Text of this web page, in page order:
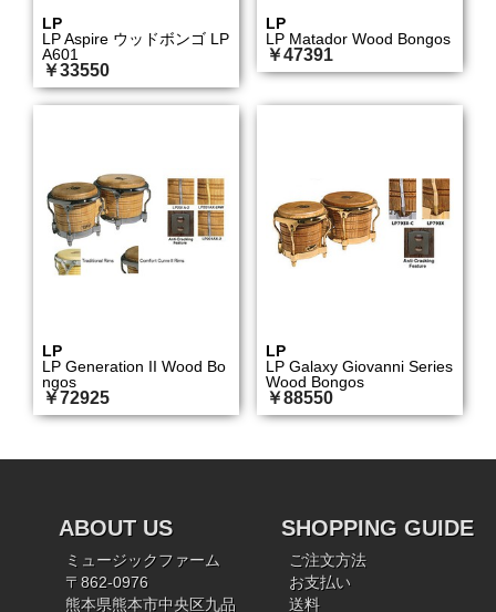
LP
LP Aspire ウッドボンゴ LP
A601
￥33550
LP
LP Matador Wood Bongos
￥47391
LP
LP Generation II Wood Bo
ngos
￥72925
LP
LP Galaxy Giovanni Series
Wood Bongos
￥88550
ABOUT US
ミュージックファーム
〒862-0976
熊本県熊本市中央区九品
SHOPPING GUIDE
ご注文方法
お支払い
送料